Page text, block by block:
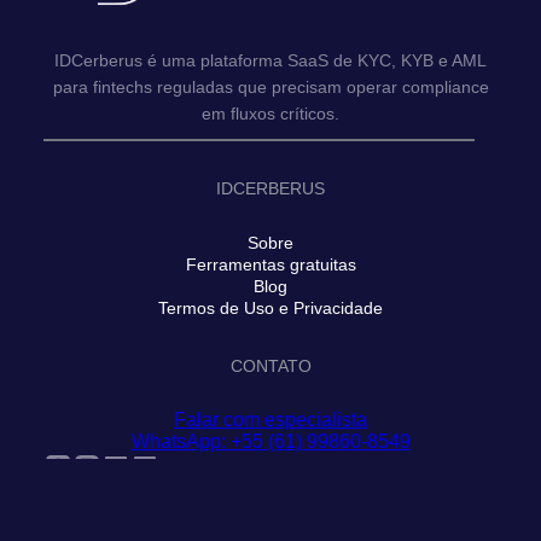
IDCerberus é uma plataforma SaaS de KYC, KYB e AML
para fintechs reguladas que precisam operar compliance
em fluxos críticos.
IDCERBERUS
Sobre
Ferramentas gratuitas
Blog
Termos de Uso e Privacidade
CONTATO
Falar com especialista
WhatsApp: +55 (61) 99860-8549